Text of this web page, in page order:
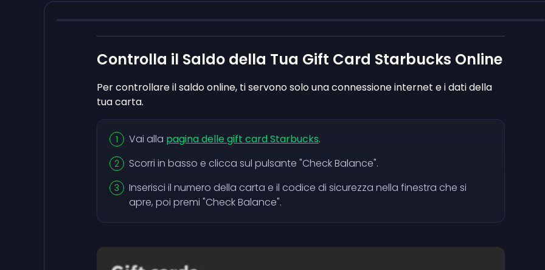
Controlla il Saldo della Tua Gift Card Starbucks Online
Per controllare il saldo online, ti servono solo una connessione internet e i dati della
tua carta.
Vai alla pagina delle gift card Starbucks.
Scorri in basso e clicca sul pulsante "Check Balance".
Inserisci il numero della carta e il codice di sicurezza nella finestra che si
apre, poi premi "Check Balance".